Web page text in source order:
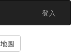
登入
地圖